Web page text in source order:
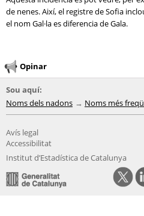
de nenes. Així, el registre de Sofia
el nom Gal·la es diferencia de Gala.
Opinar
Sou aquí:
Noms dels nadons
Noms més
Avís legal
Accessibilitat
Institut d’Estadística de Catalunya